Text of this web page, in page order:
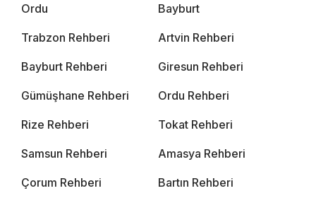
Ordu Bayburt
Trabzon Rehberi Artvin Rehberi
Bayburt Rehberi Giresun Rehberi
Gümüşhane Rehberi Ordu Rehberi
Rize Rehberi Tokat Rehberi
Samsun Rehberi Amasya Rehberi
Çorum Rehberi Bartın Rehberi